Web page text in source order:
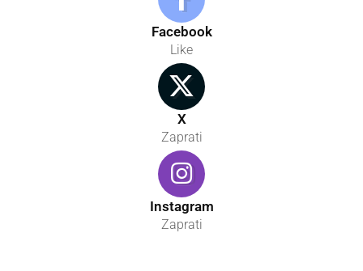
Facebook
Like
X
Zaprati
Instagram
Zaprati